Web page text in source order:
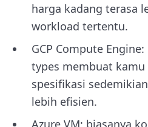
harga kadang terasa
workload tertentu.
GCP Compute
types membuat
spesifikasi
lebih efisien.
Azure VM: biasanya